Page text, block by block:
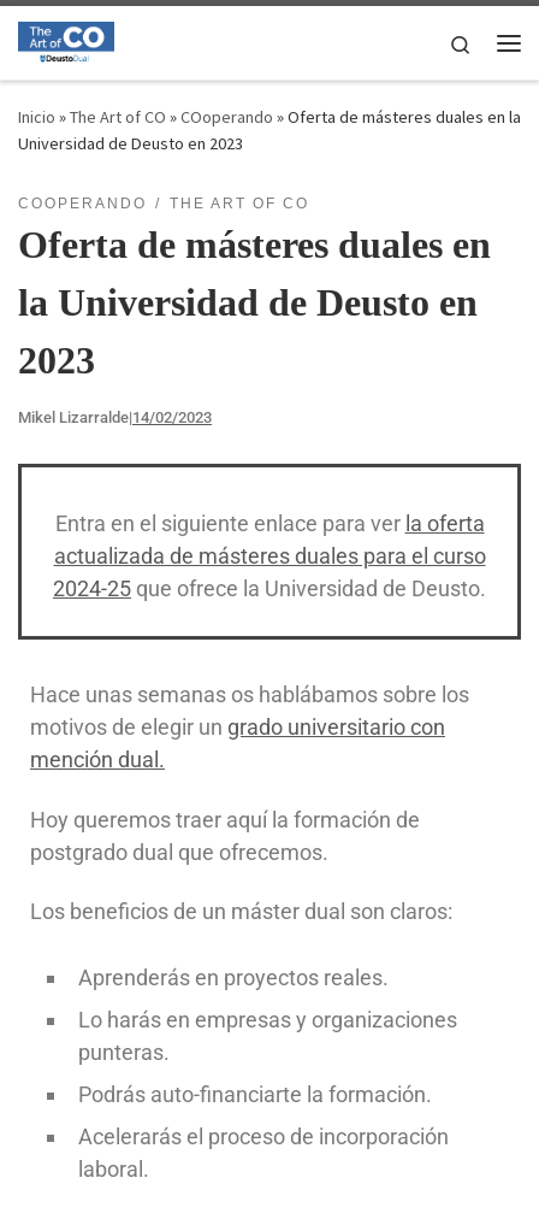
Saltar al contenido Search
Inicio »The Art of CO »COoperando »Oferta de másteres duales en la
Universidad de Deusto en 2023
COOPERANDO THE ART OF CO
Oferta de másteres duales en
la Universidad de Deusto en
2023
Mikel Lizarralde|14/02/2023
Entra en el siguiente enlace para ver la oferta
actualizada de másteres duales para el curso
2024-25 que ofrece la Universidad de Deusto.
Hace unas semanas os hablábamos sobre los
motivos de elegir un grado universitario con
mención dual.
Hoy queremos traer aquí la formación de
postgrado dual que ofrecemos.
Los beneficios de un máster dual son claros:
Aprenderás en proyectos reales.
Lo harás en empresas y organizaciones
punteras.
Podrás auto-financiarte la formación.
Acelerarás el proceso de incorporación
laboral.